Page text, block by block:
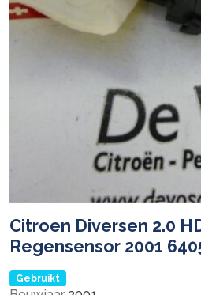
Citroen Diversen 2.0
Regensensor 2001
Gebruikt